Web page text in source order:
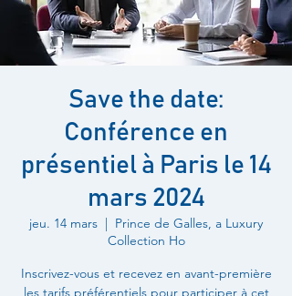
Save the date:
Conférence en
présentiel à Paris le 14
mars 2024
jeu. 14 mars
  |
Prince de Galles, a Luxury
Collection Ho
Inscrivez-vous et recevez en avant-première
les tarifs préférentiels pour participer à cet